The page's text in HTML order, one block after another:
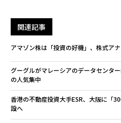
関連記事
アマゾン株は「投資の好機」、株式ア
グーグルがマレーシアのデータセンタ
の人気集中
香港の不動産投資大手ESR、大阪に「
設へ